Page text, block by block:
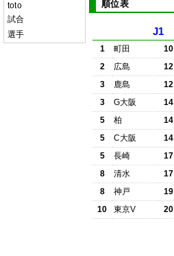
toto
試合
選手
順位表
J1
1 町田 10
2
広島 12
3
鹿島 12
3
G大阪 14
5
柏 14
5
C大阪 14
5
長崎 17
8
清水 17
8
神戸 19
10
東京V 20